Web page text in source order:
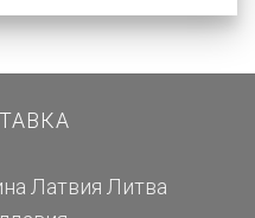
Латвия Литва